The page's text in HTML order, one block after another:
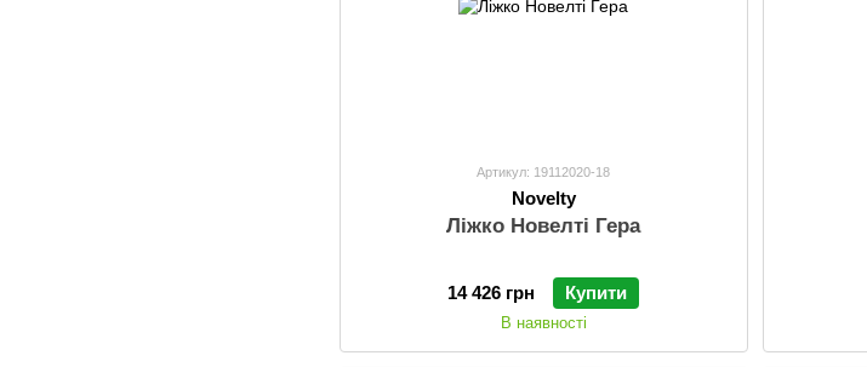
Артикул: 19112020-18
Novelty
Ліжко Новелті Гера
14 426 грн Купити
В наявності